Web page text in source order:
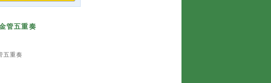
管五重奏
五重奏